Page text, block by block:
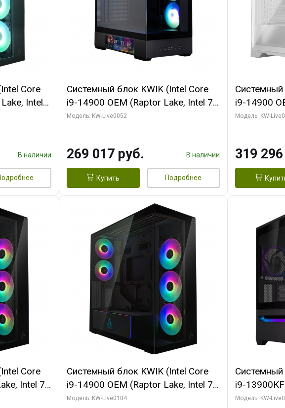
Core
Intel
(2
В наличии
Системный блок KWIK (Intel Core
i9-14900 OEM (Raptor Lake, Intel 7,
C24 16EC/8PC// 64 ГБ ОЗУ (2
256bit 3xDP HD/ 512 ГБ SSD)
Модель: KW-Live0052
269 017 руб. В наличии
Купить Подробнее
Системный
i9-14900
C24 16EC/
GDDR7
Модель: KW-
319
Core
Intel 7,
(2
Системный блок KWIK (Intel Core
i9-14900 OEM (Raptor Lake, Intel 7,
C24 16EC/8PC// 64 ГБ ОЗУ (2
Модель: KW-Live0104
Системный
i9-
7, C24
Модель: KW-